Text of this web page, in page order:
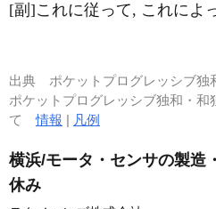
[副]これに従って, これによ
出典 ポケットプログレッシブ独
ポケットプログレッシブ独和・和
て情報 | 凡例
横浜/モータ・センサの製造
休み